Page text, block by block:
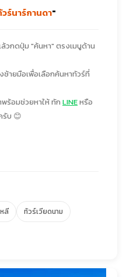
ร์นาร์กานดา"
วกดปุ่ม "ค้นหา" ตรงเมนูด้าน
ายมือเพื่อเลือกค้นหาทัวร์ที่
พร้อมช่วยหาให้ ทัก LINEหรือ
รับ 😊
ลี
ทัวร์เวียดนาม